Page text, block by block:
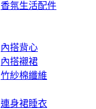
香氛生活配件
內搭背心
內搭襯裙
竹紗棉纖維
連身裙睡衣